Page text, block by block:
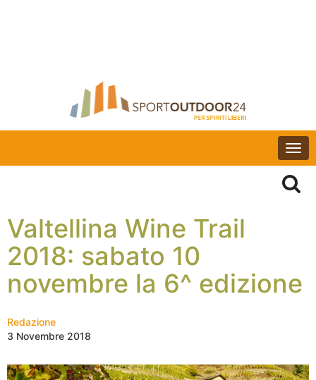
Valtellina Wine Trail
2018: sabato 10
novembre la 6^ edizione
Redazione
3 Novembre 2018